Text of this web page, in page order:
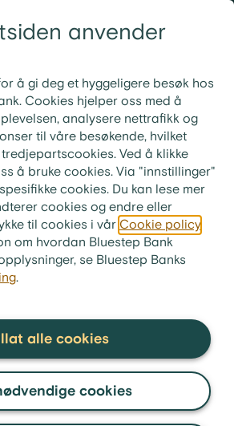
anvender
å gi deg et hyggeligere besøk hos
Cookies hjelper oss med å
analysere nettrafikk og
til våre besøkende, hvilket
Ved å klikke
å bruke cookies. Via "innstillinger"
cookies. Du kan lese mer
cookies og endre eller
til cookies i vår Cookie policy
om hvordan Bluestep Bank
se Bluestep Banks
.
cookies
alle cookies
på lån
på lånet ditt må du bruke
din siste faktura. Ønsker du i
måneds innbetaling, skriv «Til
i meldingsfeltet i stedet for
> Ordliste
viser hvor
en bygning eller
apparat er.
gir en
A til G, der A er